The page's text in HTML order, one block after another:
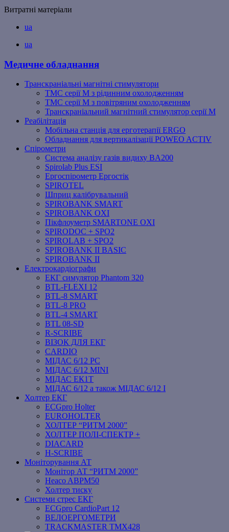
Витратні матеріали
ua
ua
Медичне обладнання
Транскраніальні магнітні стимулятори
ТМС серії M з рідинним охолодженням
ТМС серії M з повітряним охолодженням
Транскраніальний магнітний стимулятор серії M
Реабілітація
Мобільна станція для ерготерапії ERGO
Обладнання для вертикалізації POWEO ACTIV
Спірометри
Система аналізу газів видиху BA200
Spirolab Plus ESI
Ергоспірометр Ергостік
SPIROTEL
Шприц калібрувальний
SPIROBANK SMART
SPIROBANK OXI
Пікфлоуметр SMARTONE OXI
SPIRODOC + SPO2
SPIROLAB + SPO2
SPIROBANK II BASIC
SPIROBANK II
Електрокардіографи
ЕКГ симулятор Phantom 320
BTL-FLEXI 12
BTL-8 SMART
BTL-8 PRO
BTL-4 SMART
BTL 08-SD
R-SCRIBE
ВІЗОК ДЛЯ ЕКГ
CARDIO
МІДАС 6/12 PC
МІДАС 6/12 MINI
МІДАС ЕК1Т
МІДАС 6/12 а також МІДАС 6/12 І
Холтер ЕКГ
ECGpro Holter
EUROHOLTER
ХОЛТЕР “РИТМ 2000”
ХОЛТЕР ПОЛІ-СПЕКТР +
DIACARD
H-SCRIBE
Моніторування АТ
Монітор АТ “РИТМ 2000”
Heaco ABPM50
Холтер тиску
Системи стрес ЕКГ
ECGpro CardioPart 12
ВЕЛОЕРГОМЕТРИ
TRACKMASTER TMX428